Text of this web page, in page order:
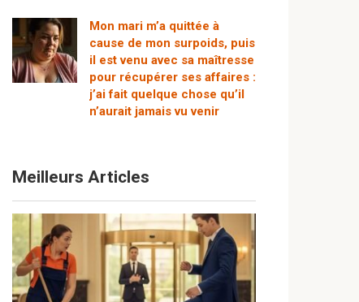
Mon mari m’a quittée à
cause de mon surpoids, puis
il est venu avec sa maîtresse
pour récupérer ses affaires :
j’ai fait quelque chose qu’il
n’aurait jamais vu venir
Meilleurs Articles